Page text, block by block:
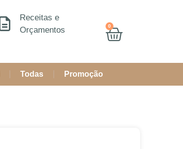
Receitas e
Orçamentos
0
Todas Promoção